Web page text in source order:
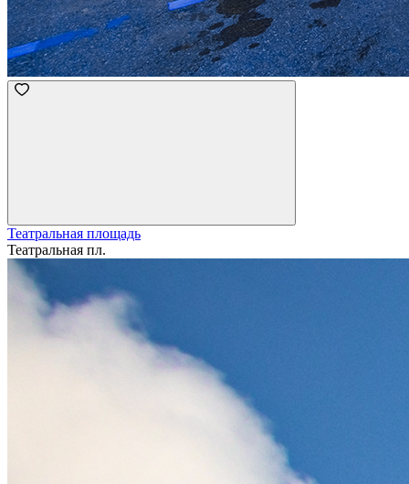
Театральная площадь
Театральная пл.